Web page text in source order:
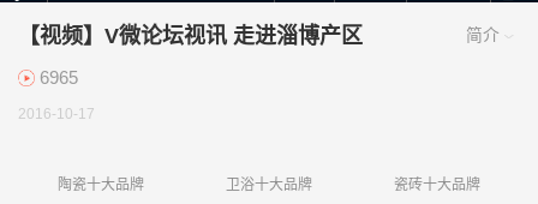
【视频】V微论坛视讯 走进淄博产区
6965
2016-10-17
陶瓷十大品牌 卫浴十大品牌
瓷砖十大品牌